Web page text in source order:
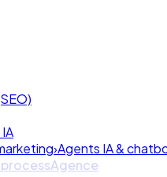
›Agents IA &
Agence